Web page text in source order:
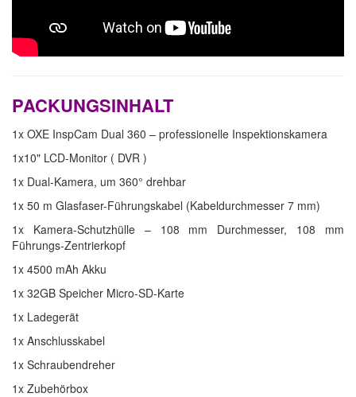
PACKUNGSINHALT
1x OXE InspCam Dual 360 – professionelle Inspektionskamera
1x10" LCD-Monitor ( DVR )
1x Dual-Kamera, um 360° drehbar
1x 50 m Glasfaser-Führungskabel (Kabeldurchmesser 7 mm)
1x Kamera-Schutzhülle – 108 mm Durchmesser, 108 mm
Führungs-Zentrierkopf
1x 4500 mAh Akku
1x 32GB Speicher Micro-SD-Karte
1x Ladegerät
1x Anschlusskabel
1x Schraubendreher
1x Zubehörbox